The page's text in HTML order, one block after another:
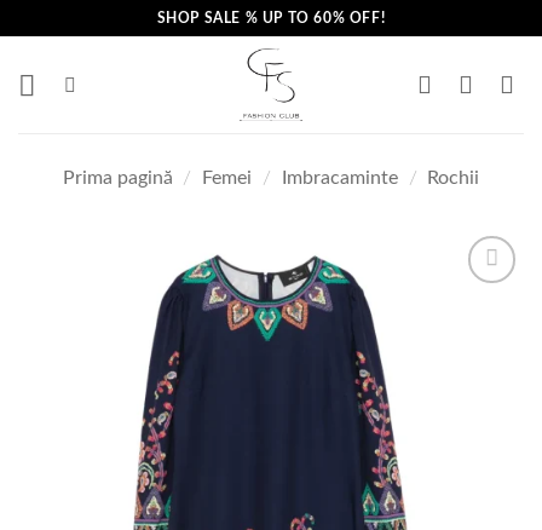
content
SHOP SALE % UP TO 60% OFF!
Prima pagină / Femei / Imbracaminte / Rochii